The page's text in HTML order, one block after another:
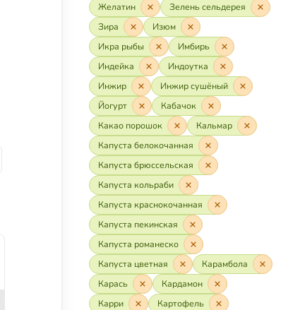
Желатин
Зелень сельдерея
Зира
Изюм
Икра рыбы
Имбирь
Индейка
Индоутка
Инжир
Инжир сушёный
Йогурт
Кабачок
Какао порошок
Кальмар
Капуста белокочанная
Капуста брюссельская
Капуста кольраби
Капуста краснокочанная
Капуста пекинская
Капуста романеско
Капуста цветная
Карамбола
Карась
Кардамон
Карри
Картофель